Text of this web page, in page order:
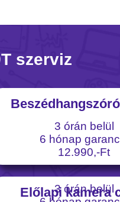
szerviz
3 órán belül
6 hónap
12.990,-Ft
Előlapi kamera
3 órán belül